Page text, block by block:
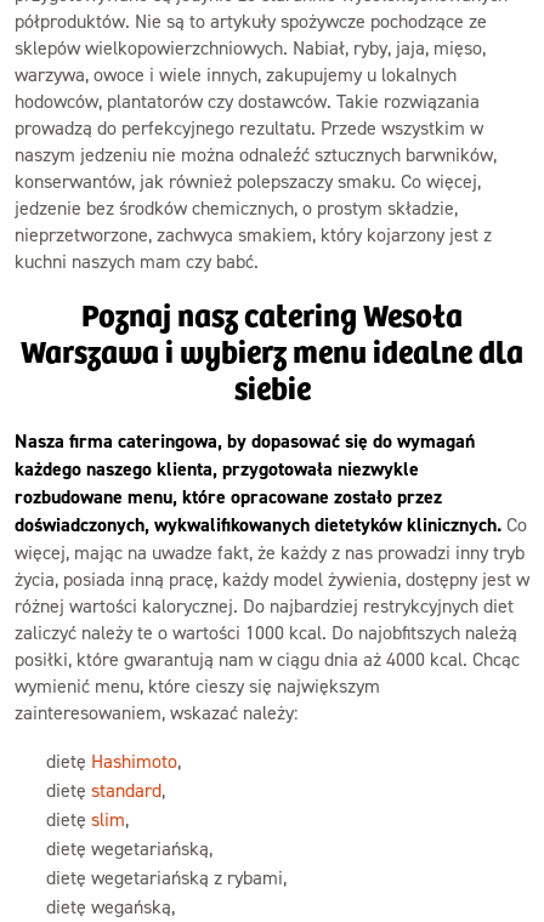
półproduktów. Nie są to artykuły spożywcze pochodzące ze
sklepów wielkopowierzchniowych. Nabiał, ryby, jaja, mięso,
warzywa, owoce i wiele innych, zakupujemy u lokalnych
hodowców, plantatorów czy dostawców. Takie rozwiązania
prowadzą do perfekcyjnego rezultatu. Przede wszystkim w
naszym jedzeniu nie można odnaleźć sztucznych barwników,
konserwantów, jak również polepszaczy smaku. Co więcej,
jedzenie bez środków chemicznych, o prostym składzie,
nieprzetworzone, zachwyca smakiem, który kojarzony jest z
kuchni naszych mam czy babć.
Poznaj nasz catering Wesoła
Warszawa i wybierz menu idealne dla
siebie
Nasza firma cateringowa, by dopasować się do wymagań
każdego naszego klienta, przygotowała niezwykle
rozbudowane menu, które opracowane zostało przez
doświadczonych, wykwalifikowanych dietetyków klinicznych. Co
więcej, mając na uwadze fakt, że każdy z nas prowadzi inny tryb
życia, posiada inną pracę, każdy model żywienia, dostępny jest w
różnej wartości kalorycznej. Do najbardziej restrykcyjnych diet
zaliczyć należy te o wartości 1000 kcal. Do najobfitszych należą
posiłki, które gwarantują nam w ciągu dnia aż 4000 kcal. Chcąc
wymienić menu, które cieszy się największym
zainteresowaniem, wskazać należy:
dietę Hashimoto,
dietę standard,
dietę slim,
dietę wegetariańską,
dietę wegetariańską z rybami,
dietę wegańską,